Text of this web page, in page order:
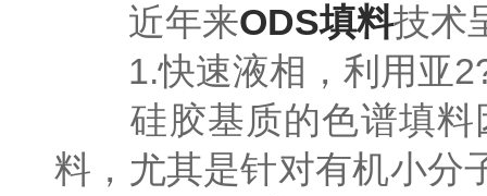
近年来ODS填料技术
1.快速液相，利用亚
硅胶基质的色谱填料
料，尤其是针对有机小分